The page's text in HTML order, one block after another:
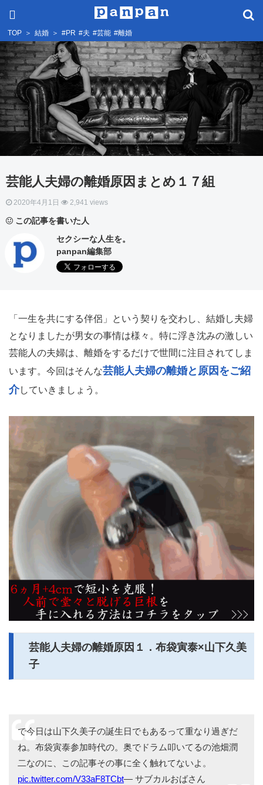
TOP ＞ 結婚 ＞ #PR #夫 #芸能 #離婚
芸能人夫婦の離婚原因まとめ１７組
2020年4月1日 2,941 views
この記事を書いた人
セクシーな人生を。
panpan編集部
「一生を共にする伴侶」という契りを交わし、結婚し夫婦
となりましたが男女の事情は様々。特に浮き沈みの激しい
芸能人の夫婦は、離婚をするだけで世間に注目されてしま
います。今回はそんな芸能人夫婦の離婚と原因をご紹
介していきましょう。
芸能人夫婦の離婚原因１．布袋寅泰×山下久美
子
で今日は山下久美子の誕生日でもあるって重なり過ぎだ
ね。布袋寅泰参加時代の。奥でドラム叩いてるの池畑潤
二なのに、この記事その事に全く触れてないよ。
pic.twitter.com/V33aF8TCbt— サブカルおばさん